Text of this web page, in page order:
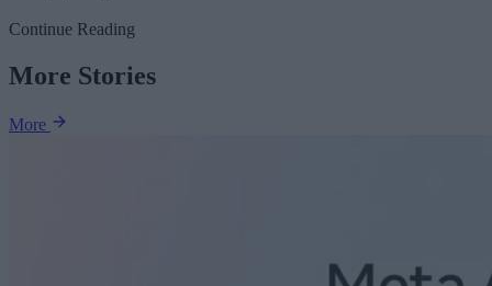
Continue Reading
More Stories
More